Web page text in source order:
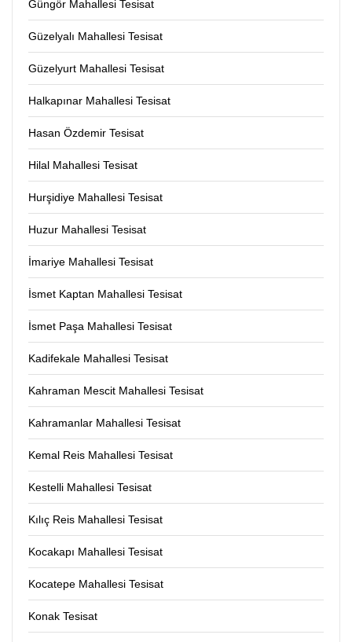
Güngör Mahallesi Tesisat
Güzelyalı Mahallesi Tesisat
Güzelyurt Mahallesi Tesisat
Halkapınar Mahallesi Tesisat
Hasan Özdemir Tesisat
Hilal Mahallesi Tesisat
Hurşidiye Mahallesi Tesisat
Huzur Mahallesi Tesisat
İmariye Mahallesi Tesisat
İsmet Kaptan Mahallesi Tesisat
İsmet Paşa Mahallesi Tesisat
Kadifekale Mahallesi Tesisat
Kahraman Mescit Mahallesi Tesisat
Kahramanlar Mahallesi Tesisat
Kemal Reis Mahallesi Tesisat
Kestelli Mahallesi Tesisat
Kılıç Reis Mahallesi Tesisat
Kocakapı Mahallesi Tesisat
Kocatepe Mahallesi Tesisat
Konak Tesisat